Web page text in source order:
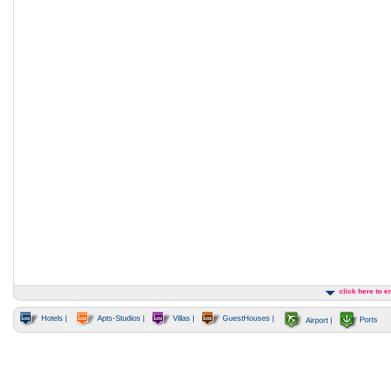
click here to
Hotels | Apts-Studios | Villas | GuestHouses | Airport | Ports